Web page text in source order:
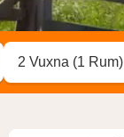
2 Vuxna (1 Rum)